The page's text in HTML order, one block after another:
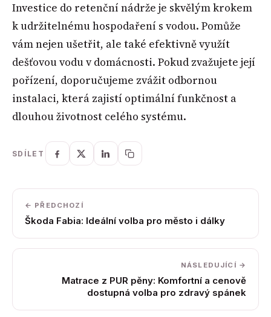
Investice do retenční nádrže je skvělým krokem
k udržitelnému hospodaření s vodou. Pomůže
vám nejen ušetřit, ale také efektivně využít
dešťovou vodu v domácnosti. Pokud zvažujete její
pořízení, doporučujeme zvážit odbornou
instalaci, která zajistí optimální funkčnost a
dlouhou životnost celého systému.
SDÍLET
← PŘEDCHOZÍ
Škoda Fabia: Ideální volba pro město i dálky
NÁSLEDUJÍCÍ →
Matrace z PUR pěny: Komfortní a cenově
dostupná volba pro zdravý spánek